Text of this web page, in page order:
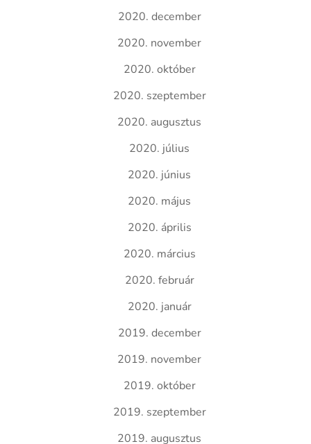
2020. december
2020. november
2020. október
2020. szeptember
2020. augusztus
2020. július
2020. június
2020. május
2020. április
2020. március
2020. február
2020. január
2019. december
2019. november
2019. október
2019. szeptember
2019. augusztus